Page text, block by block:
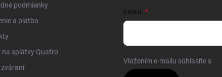
podmienky
a platba
na splátky Quatro
zváraní
EMAIL
Vložením e-mailu súhlasíte s